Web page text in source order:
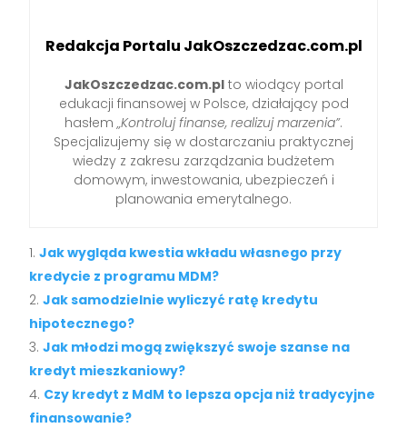
Redakcja Portalu JakOszczedzac.com.pl
JakOszczedzac.com.plto wiodący portal
edukacji finansowej w Polsce, działający pod
hasłem „Kontroluj finanse, realizuj marzenia”.
Specjalizujemy się w dostarczaniu praktycznej
wiedzy z zakresu zarządzania budżetem
domowym, inwestowania, ubezpieczeń i
planowania emerytalnego.
Jak wygląda kwestia wkładu własnego przy
kredycie z programu MDM?
Jak samodzielnie wyliczyć ratę kredytu
hipotecznego?
Jak młodzi mogą zwiększyć swoje szanse na
kredyt mieszkaniowy?
Czy kredyt z MdM to lepsza opcja niż tradycyjne
finansowanie?